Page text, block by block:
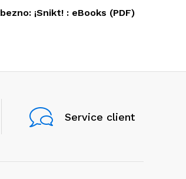
Post
¡Snikt! : eBooks (PDF)
Service client